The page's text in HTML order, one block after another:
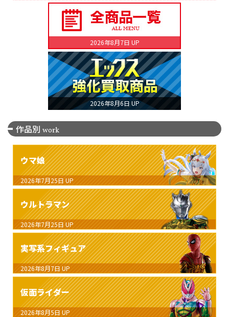
2026年8月7日 UP
2026年8月6日 UP
作品別 work
ウマ娘
2026年7月25日 UP
ウルトラマン
2026年7月25日 UP
実写系フィギュア
2026年8月7日 UP
仮面ライダー
2026年8月5日 UP